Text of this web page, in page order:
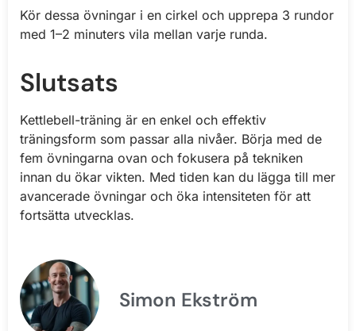
Kör dessa övningar i en cirkel och upprepa 3 rundor
med 1–2 minuters vila mellan varje runda.
Slutsats
Kettlebell-träning är en enkel och effektiv
träningsform som passar alla nivåer. Börja med de
fem övningarna ovan och fokusera på tekniken
innan du ökar vikten. Med tiden kan du lägga till mer
avancerade övningar och öka intensiteten för att
fortsätta utvecklas.
Simon Ekström